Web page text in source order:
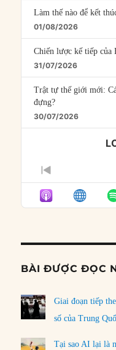
Làm thế nào để kết
01/08/2026
Chiến lược kế tiếp
31/07/2026
Trật tự thế giới mới:
đựng?
30/07/2026
PREVIOUS
EPISODE
BÀI ĐƯỢC ĐỌC
Giai đoạn tiếp
số của Trung
Tại sao AI lại là